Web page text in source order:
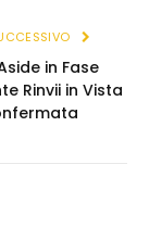
in Fase
Rinvii in Vista